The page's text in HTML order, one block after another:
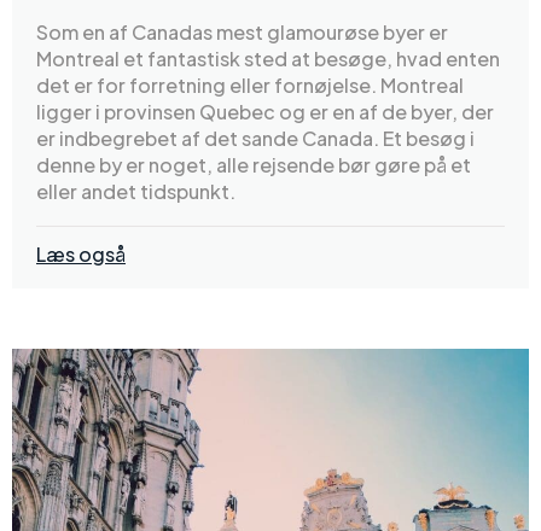
Som en af Canadas mest glamourøse byer er
Montreal et fantastisk sted at besøge, hvad enten
det er for forretning eller fornøjelse. Montreal
ligger i provinsen Quebec og er en af de byer, der
er indbegrebet af det sande Canada. Et besøg i
denne by er noget, alle rejsende bør gøre på et
eller andet tidspunkt.
Læs også